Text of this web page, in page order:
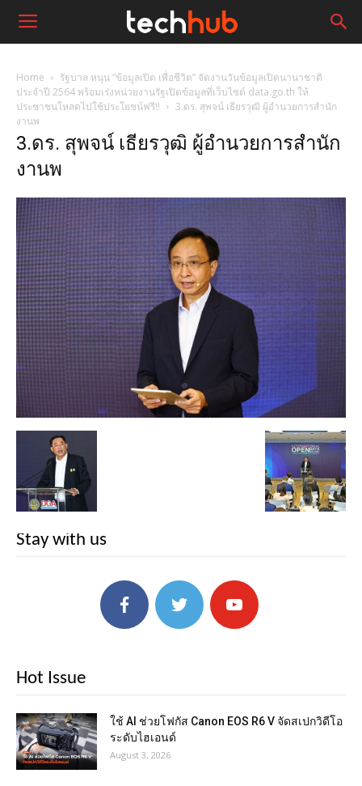
Home
รัฐบาล หนุน “ข้อมูลเปิด เพื่อชีวิต” จัดงานวันข้อมูลเปิดนานาชาติ
ประจำปี 2564 พร้อมเร่งหน่วยงานรัฐเปิดข้อมูลที่เว็บไซต์ data.go.th ให้
ประชาชนโหลดไปใช้ประโยชน์ฟรี!!
3.ดร. สุพจน์ เธียรวุฒิ ผู้อำนวยการสำนัก
งานพ
3.ดร. สุพจน์ เธียรวุฒิ ผู้อำนวยการสำนัก
งานพ
Stay with us
Hot Issue
ใช้ AI ช่วยโฟกัส Canon EOS R6 V จัดสเปกวิดีโอ
ระดับไฮเอนด์
August 3, 2026